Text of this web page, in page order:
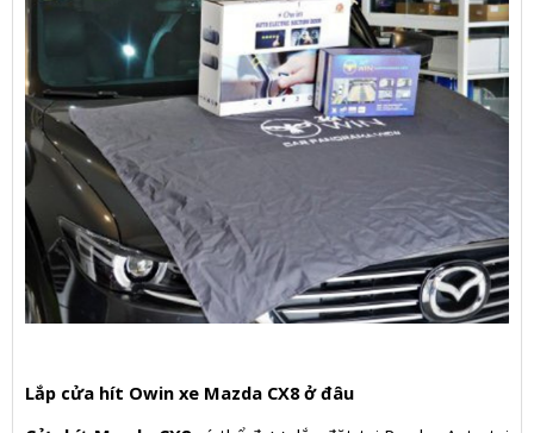
Lắp cửa hít Owin xe Mazda CX8 ở đâu